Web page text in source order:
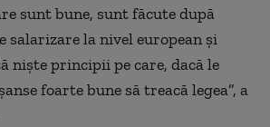
sunt bune, sunt făcute după
salarizare la nivel european și
niște principii pe care, dacă le
foarte bune să treacă legea”, a